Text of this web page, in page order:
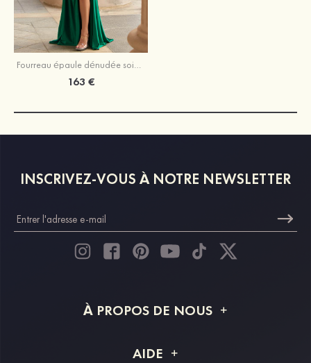
Fourreau épaule dénudée soie comme du satin traîne balayage robe de bal avec plissé paillettes fendue
163 €
INSCRIVEZ-VOUS À NOTRE NEWSLETTER
À PROPOS DE NOUS
Livraison
AIDE